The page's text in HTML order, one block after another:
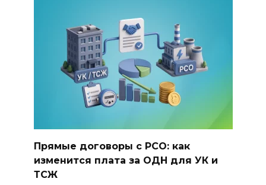
Прямые договоры с РСО: как
изменится плата за ОДН для УК и
ТСЖ